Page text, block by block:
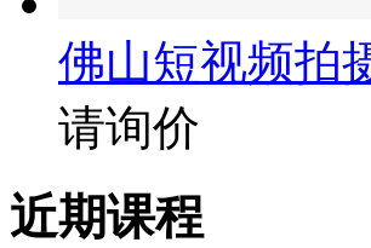
佛山短视频拍
请询价
近期课程